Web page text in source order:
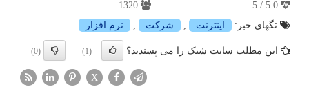
تگهای خبر:
اینترنت , شركت , نرم افزار
این مطلب سایت شیک را می پسندید؟ (1)
(0)
X